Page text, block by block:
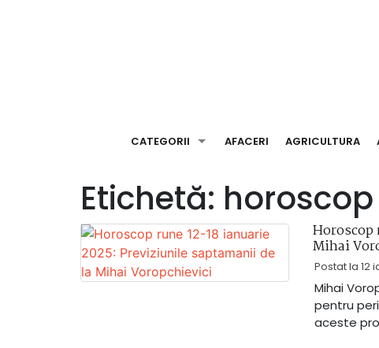
CATEGORII AFACERI AGRICULTURA
Etichetă:
Horoscop
Mihai
Postat la 12
Mihai
pentru
aceste